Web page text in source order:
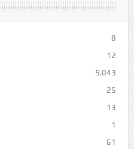
8
12
5,043
25
13
1
61